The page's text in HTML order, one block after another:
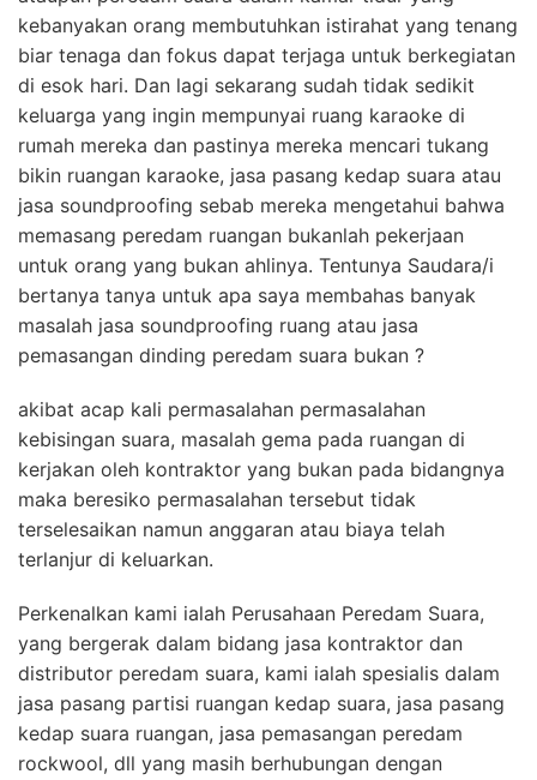
kebanyakan orang membutuhkan istirahat yang tenang
biar tenaga dan fokus dapat terjaga untuk berkegiatan
di esok hari. Dan lagi sekarang sudah tidak sedikit
keluarga yang ingin mempunyai ruang karaoke di
rumah mereka dan pastinya mereka mencari tukang
bikin ruangan karaoke, jasa pasang kedap suara atau
jasa soundproofing sebab mereka mengetahui bahwa
memasang peredam ruangan bukanlah pekerjaan
untuk orang yang bukan ahlinya. Tentunya Saudara/i
bertanya tanya untuk apa saya membahas banyak
masalah jasa soundproofing ruang atau jasa
pemasangan dinding peredam suara bukan ?
akibat acap kali permasalahan permasalahan
kebisingan suara, masalah gema pada ruangan di
kerjakan oleh kontraktor yang bukan pada bidangnya
maka beresiko permasalahan tersebut tidak
terselesaikan namun anggaran atau biaya telah
terlanjur di keluarkan.
Perkenalkan kami ialah Perusahaan Peredam Suara,
yang bergerak dalam bidang jasa kontraktor dan
distributor peredam suara, kami ialah spesialis dalam
jasa pasang partisi ruangan kedap suara, jasa pasang
kedap suara ruangan, jasa pemasangan peredam
rockwool, dll yang masih berhubungan dengan